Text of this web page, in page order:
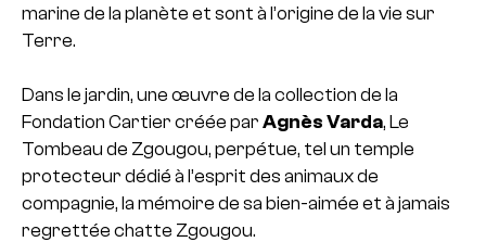
marine de la planète et sont à l’origine de la vie sur
Terre.
Dans le jardin, une œuvre de la collection de la
Fondation Cartier créée par Agnès Varda, Le
Tombeau de Zgougou, perpétue, tel un temple
protecteur dédié à l’esprit des animaux de
compagnie, la mémoire de sa bien-aimée et à jamais
regrettée chatte Zgougou.